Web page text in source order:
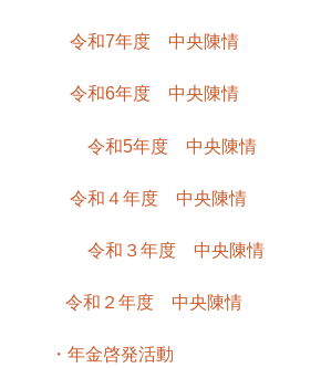
令和7年度 中央陳情
令和6年度 中央陳情
令和5年度 中央陳情
令和４年度 中央陳情
令和３年度 中央陳情
令和２年度 中央陳情
・年金啓発活動